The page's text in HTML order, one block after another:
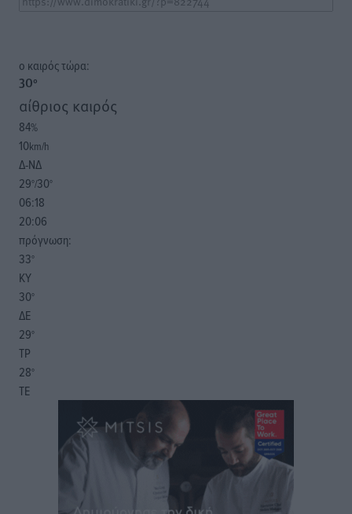
o καιρός τώρα:
30°
αίθριος καιρός
84%
10km/h
Δ-ΝΔ
29°/30°
06:18
20:06
πρόγνωση:
33°
ΚΥ
30°
ΔΕ
29°
ΤΡ
28°
ΤΕ